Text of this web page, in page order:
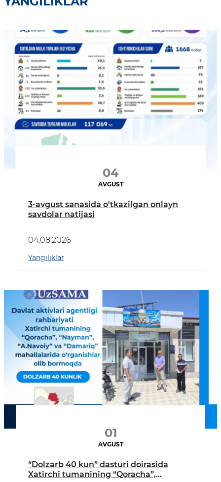
04
AVGUST
3-avgust sanasida o'tkazilgan onlayn
savdolar natijasi
04.08.2026
Yangiliklar
01
AVGUST
“Dolzarb 40 kun” dasturi doirasida
Xatirchi tumanining “Qoracha”,